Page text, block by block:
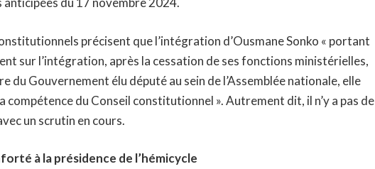
précisent que l’intégration d’Ousmane Sonko « portant
sur l’intégration, après la cessation de ses fonctions ministérielles,
du Gouvernement élu député au sein de l’Assemblée nationale, elle
compétence du Conseil constitutionnel ». Autrement dit, il n’y a pas de
un scrutin en cours.
à la présidence de l’hémicycle